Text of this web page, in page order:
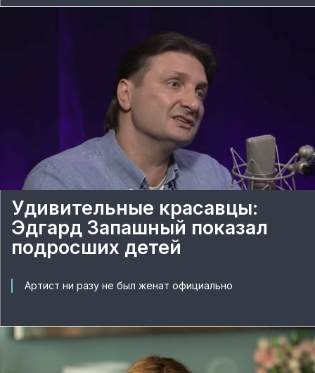
Удивительные красавцы:
Эдгард Запашный показал
подросших детей
Артист ни разу не был женат официально